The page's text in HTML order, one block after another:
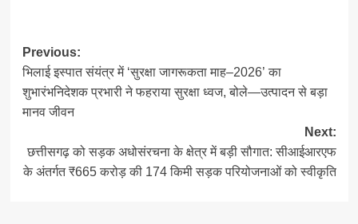
Post
navigation
Previous:
भिलाई इस्पात संयंत्र में ‘सुरक्षा जागरूकता माह–2026’ का
शुभारंभनिदेशक प्रभारी ने फहराया सुरक्षा ध्वज, बोले—उत्पादन से बड़ा
मानव जीवन
Next:
छत्तीसगढ़ को सड़क अधोसंरचना के क्षेत्र में बड़ी सौगात: सीआईआरएफ
के अंतर्गत ₹665 करोड़ की 174 किमी सड़क परियोजनाओं को स्वीकृति